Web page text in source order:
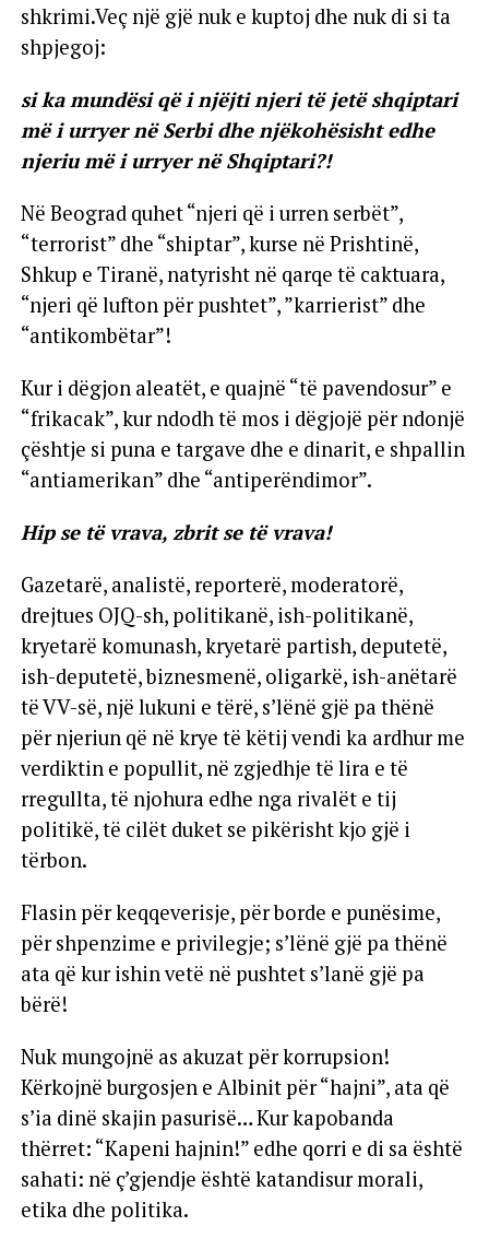
shkrimi.Veç një gjë nuk e kuptoj dhe nuk di si ta
shpjegoj:
si ka mundësi që i njëjti njeri të jetë shqiptari
më i urryer në Serbi dhe njëkohësisht edhe
njeriu më i urryer në Shqiptari?!
Në Beograd quhet “njeri që i urren serbët”,
“terrorist” dhe “shiptar”, kurse në Prishtinë,
Shkup e Tiranë, natyrisht në qarqe të caktuara,
“njeri që lufton për pushtet”, ”karrierist” dhe
“antikombëtar”!
Kur i dëgjon aleatët, e quajnë “të pavendosur” e
“frikacak”, kur ndodh të mos i dëgjojë për ndonjë
çështje si puna e targave dhe e dinarit, e shpallin
“antiamerikan” dhe “antiperëndimor”.
Hip se të vrava, zbrit se të vrava!
Gazetarë, analistë, reporterë, moderatorë,
drejtues OJQ-sh, politikanë, ish-politikanë,
kryetarë komunash, kryetarë partish, deputetë,
ish-deputetë, biznesmenë, oligarkë, ish-anëtarë
të VV-së, një lukuni e tërë, s’lënë gjë pa thënë
për njeriun që në krye të këtij vendi ka ardhur me
verdiktin e popullit, në zgjedhje të lira e të
rregullta, të njohura edhe nga rivalët e tij
politikë, të cilët duket se pikërisht kjo gjë i
tërbon.
Flasin për keqqeverisje, për borde e punësime,
për shpenzime e privilegje; s’lënë gjë pa thënë
ata që kur ishin vetë në pushtet s’lanë gjë pa
bërë!
Nuk mungojnë as akuzat për korrupsion!
Kërkojnë burgosjen e Albinit për “hajni”, ata që
s’ia dinë skajin pasurisë… Kur kapobanda
thërret: “Kapeni hajnin!” edhe qorri e di sa është
sahati: në ç’gjendje është katandisur morali,
etika dhe politika.